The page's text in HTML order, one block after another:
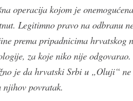
operacija kojom je
Legitimno pravo na odbranu
prema pripadnicima
za koje niko nije
je da hrvatski Srbi u „Oluji“
njihov povratak.